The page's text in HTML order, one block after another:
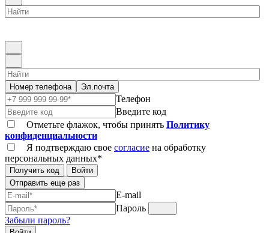
Номер телефона Эл.почта
Телефон
Введите код
Отметьте флажок, чтобы принять Политику
конфиденциальности
Я подтверждаю свое согласие на обработку
персональных данных*
Получить код
Войти
Отправить еще раз
E-mail
Пароль
Забыли пароль?